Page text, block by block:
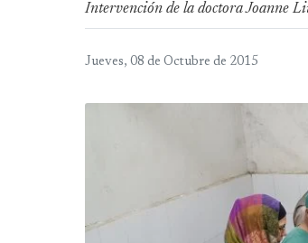
Intervención de la doctora Joanne
Jueves, 08 de Octubre de 2015